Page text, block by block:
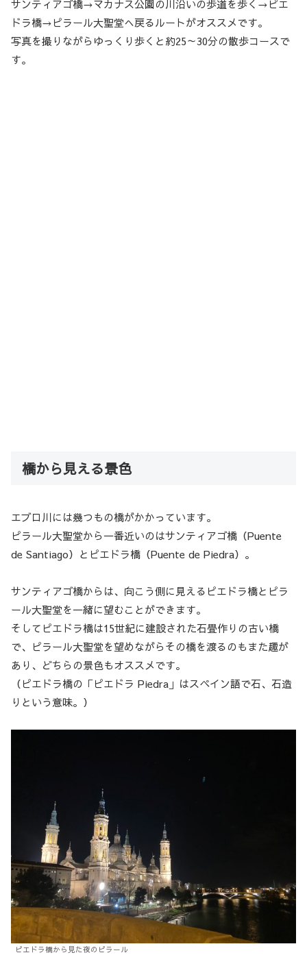
サンティアゴ橋→マカナス公園の川沿いの歩道を歩く→ピエ
ドラ橋→ピラール大聖堂へ戻るルートがオススメです。
写真を撮りながらゆっくり歩くと約25～30分の散歩コースで
す。
橋から見える景色
エブロ川には幾つもの橋がかかっています。
ピラール大聖堂から一番近いのはサンティアゴ橋（Puente
de Santiago）とピエドラ橋（Puente de Piedra）。
サンティアゴ橋からは、向こう側に見えるピエドラ橋とピラ
ール大聖堂を一緒に望むことができます。
そしてピエドラ橋は15世紀に建設された石畳作りの古い橋
で、ピラール大聖堂を望めながらその橋を渡るのもまた趣が
あり、どちらの景色もオススメです。
（ピエドラ橋の「ピエドラ Piedra」はスペイン語で石、石造
りという意味。）
ピエドラ橋から見た夜のピラール